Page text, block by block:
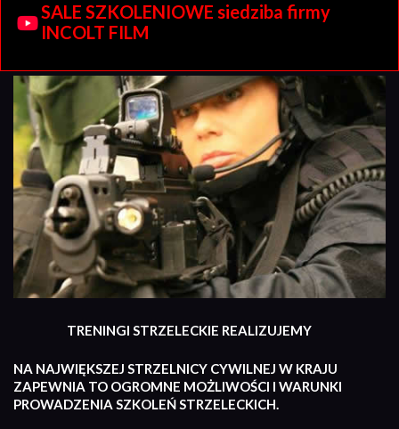
SALE SZKOLENIOWE siedziba firmy
INCOLT FILM
TRENINGI STRZELECKIE REALIZUJEMY
NA NAJWIĘKSZEJ STRZELNICY CYWILNEJ W KRAJU
ZAPEWNIA TO OGROMNE MOŻLIWOŚCI I WARUNKI
PROWADZENIA SZKOLEŃ STRZELECKICH.